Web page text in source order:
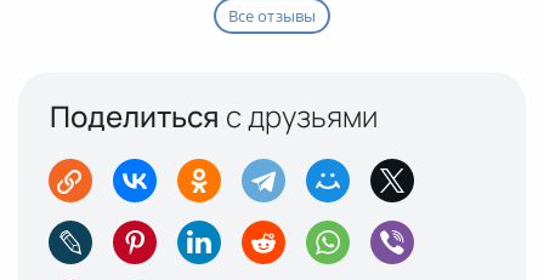
Все отзывы
Поделиться с друзьями